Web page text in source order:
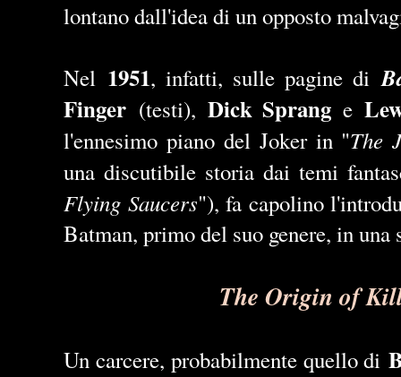
lontano dall'idea di un opposto
Nel 1951, infatti, sulle pagine di
Finger (testi), Dick Sprange
l'ennesimo piano del Joker in "The
una discutibile storia dai temi
Flying Saucers"), fa capolino
Batman, primo del suo genere, in
The Origin of
Un carcere, probabilmente quello di